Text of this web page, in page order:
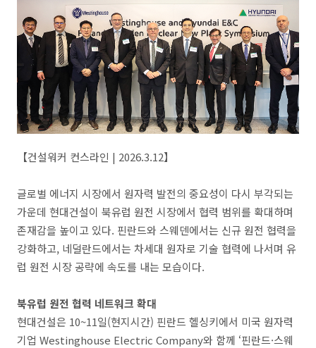
【건설워커 컨스라인 | 2026.3.12】
글로벌 에너지 시장에서 원자력 발전의 중요성이 다시 부각되는
가운데 현대건설이 북유럽 원전 시장에서 협력 범위를 확대하며
존재감을 높이고 있다. 핀란드와 스웨덴에서는 신규 원전 협력을
강화하고, 네덜란드에서는 차세대 원자로 기술 협력에 나서며 유
럽 원전 시장 공략에 속도를 내는 모습이다.
북유럽 원전 협력 네트워크 확대
현대건설은 10~11일(현지시간) 핀란드 헬싱키에서 미국 원자력
기업 Westinghouse Electric Company와 함께 ‘핀란드·스웨